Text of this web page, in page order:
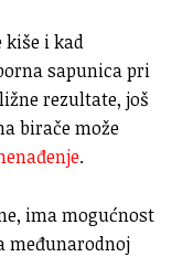
kiše i kad
sapunica pri
rezultate, još
birače može
.
ima mogućnost
međunarodnoj